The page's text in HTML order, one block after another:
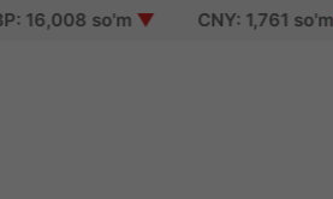
so'm▼ CNY: 1,761 so'm▼